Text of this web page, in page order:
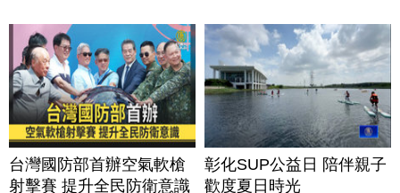
台灣國防部首辦空氣軟槍
射擊賽 提升全民防衛意識
彰化SUP公益日 陪伴親子
歡度夏日時光